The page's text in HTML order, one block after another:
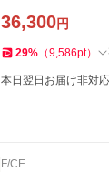
36,300円
29% （9,586pt）
本日翌日お届け非対応
F/CE.